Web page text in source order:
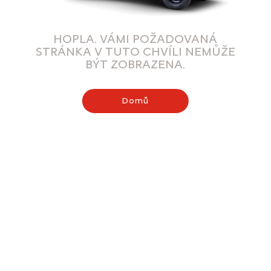
HOPLA. VÁMI POŽADOVANÁ
STRÁNKA V TUTO CHVÍLI NEMŮŽE
BÝT ZOBRAZENA.
Domů